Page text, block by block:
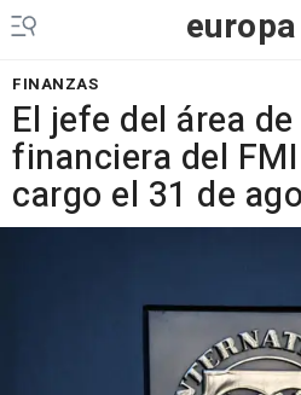
europa
FINANZAS
El jefe del área
financiera del
cargo el 31 de